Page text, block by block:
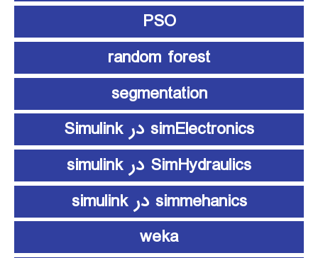
PSO
random forest
segmentation
simElectronics در Simulink
SimHydraulics در simulink
simmehanics در simulink
weka